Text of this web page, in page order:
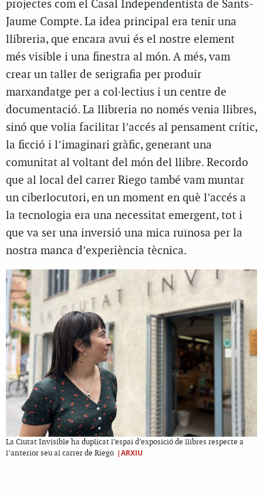
projectes com el Casal Independentista de Sants-
Jaume Compte. La idea principal era tenir una
llibreria, que encara avui és el nostre element
més visible i una finestra al món. A més, vam
crear un taller de serigrafia per produir
marxandatge per a col·lectius i un centre de
documentació. La llibreria no només venia llibres,
sinó que volia facilitar l’accés al pensament crític,
la ficció i l’imaginari gràfic, generant una
comunitat al voltant del món del llibre. Recordo
que al local del carrer Riego també vam muntar
un ciberlocutori, en un moment en què l’accés a
la tecnologia era una necessitat emergent, tot i
que va ser una inversió una mica ruïnosa per la
nostra manca d’experiència tècnica.
La Ciutat Invisible ha duplicat l’espai d’exposició de llibres respecte a
l’anterior seu al carrer de Riego |ARXIU